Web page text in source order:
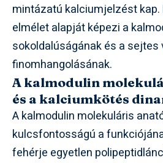
mintázatú kalciumjelzést kap.
elmélet alapját képezi a
sokoldalúságának és a sejtes
finomhangolásának.
A kalmodulin
és a kalciumkötés
A kalmodulin molekuláris
kulcsfontosságú a
fehérje egyetlen